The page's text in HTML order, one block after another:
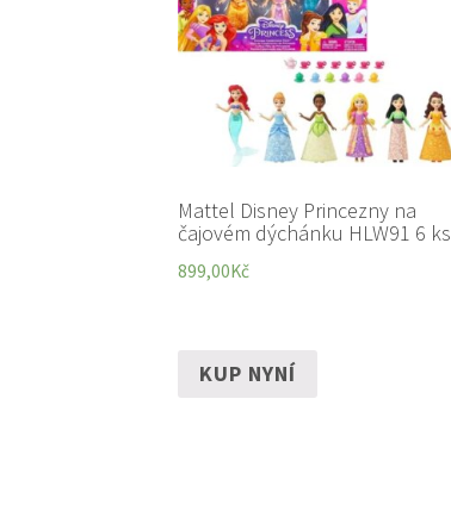
Mattel Disney Princezny na
čajovém dýchánku HLW91 6 ks
899,00Kč
KUP NYNÍ